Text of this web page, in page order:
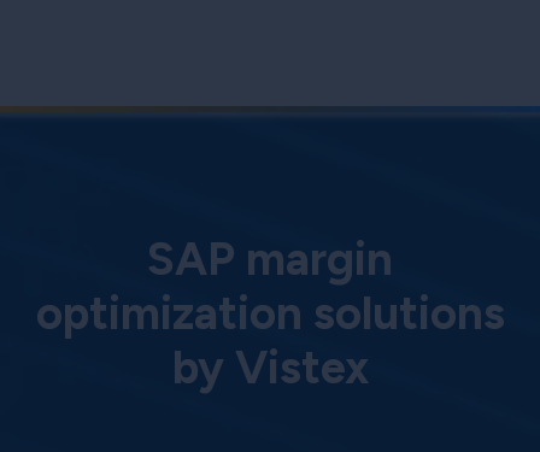
SAP margin
optimization solutions
by Vistex